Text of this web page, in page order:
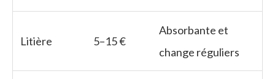
Litière 5–15 €
Absorbante et
change réguliers